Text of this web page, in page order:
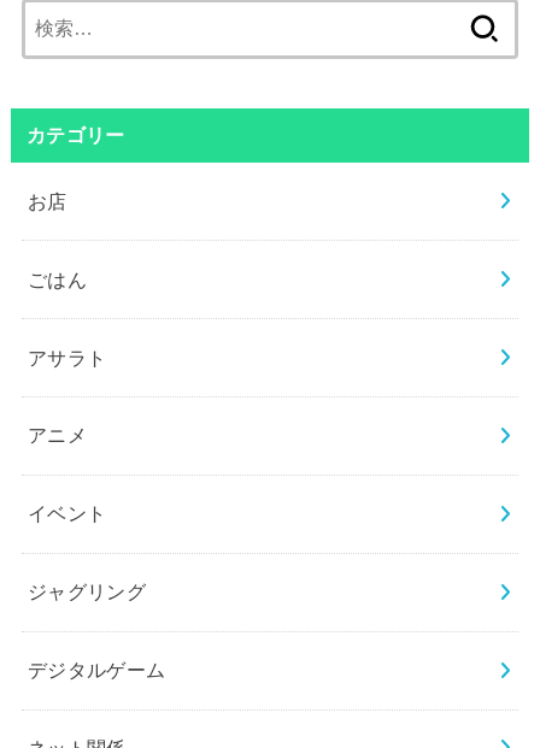
索:
カテゴリー
お店
ごはん
アサラト
アニメ
イベント
ジャグリング
デジタルゲーム